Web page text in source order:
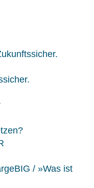
/ »Was ist